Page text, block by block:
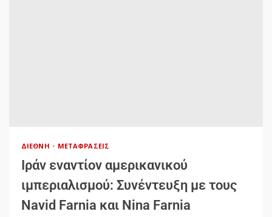
ΔΙΕΘΝΉ ΜΕΤΑΦΡΆΣΕΙΣ
Ιράν εναντίον αμερικανικού
ιμπεριαλισμού: Συνέντευξη με τους
Navid Farnia και Nina Farnia